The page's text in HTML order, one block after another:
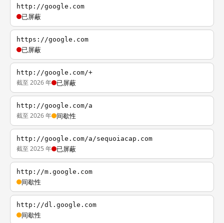
http://google.com
已屏蔽
https://google.com
已屏蔽
http://google.com/+
截至 2026 年 已屏蔽
http://google.com/a
截至 2026 年 间歇性
http://google.com/a/sequoiacap.com
截至 2025 年 已屏蔽
http://m.google.com
间歇性
http://dl.google.com
间歇性